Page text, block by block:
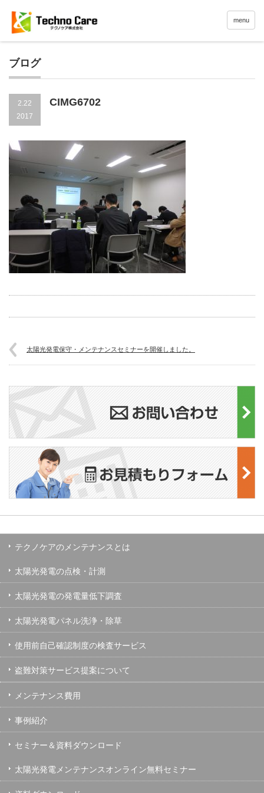
menu
ブログ
2.22
2017
CIMG6702
太陽光発電保守・メンテナンスセミナーを開催しました。
テクノケアのメンテナンスとは
太陽光発電の点検・計測
太陽光発電の発電量低下調査
太陽光発電パネル洗浄・除草
使用前自己確認制度の検査サービス
盗難対策サービス提案について
メンテナンス費用
事例紹介
セミナー＆資料ダウンロード
太陽光発電メンテナンスオンライン無料セミナー